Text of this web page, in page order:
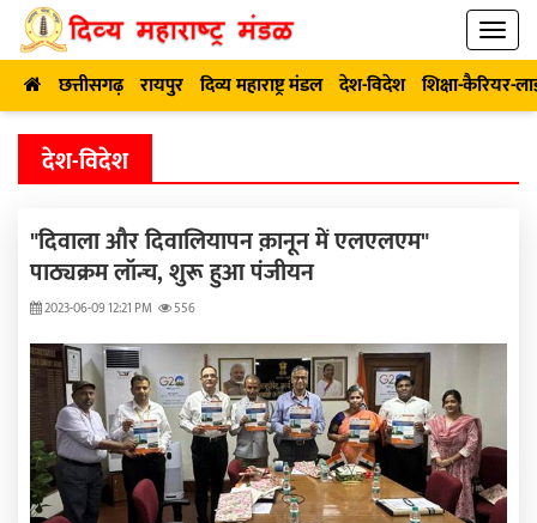
छत्तीसगढ़ रायपुर दिव्य महाराष्ट्र मंडल देश-विदेश शिक्षा-कैरियर-
देश-विदेश
"दिवाला और दिवालियापन क़ानून में एलएलएम"
पाठ्यक्रम लॉन्च, शुरू हुआ पंजीयन
2023-06-09 12:21 PM 556